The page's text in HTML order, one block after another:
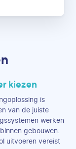
kiezen
is
van de juiste
werken
gebouwen.
uitvoeren vereist